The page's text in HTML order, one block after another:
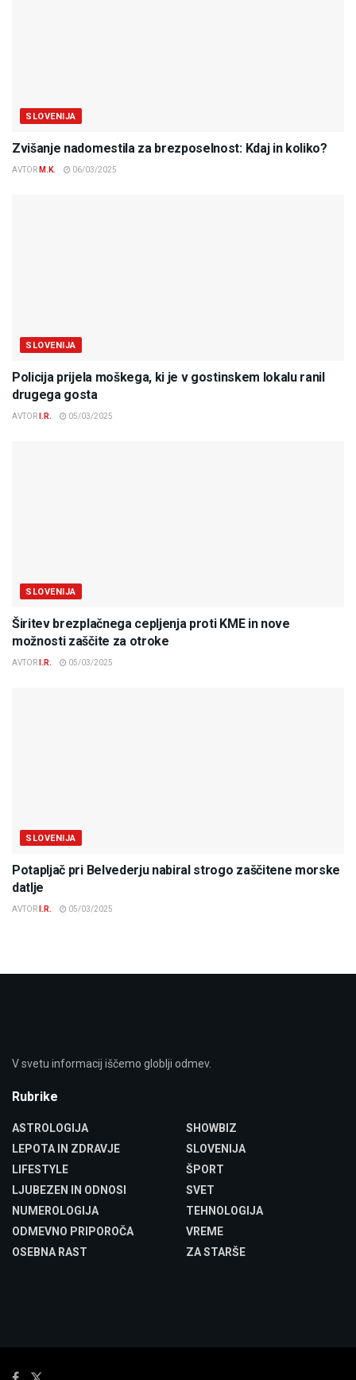
SLOVENIJA
Zvišanje nadomestila za brezposelnost: Kdaj in koliko?
AVTOR M.K. 06/03/2025
SLOVENIJA
Policija prijela moškega, ki je v gostinskem lokalu ranil
drugega gosta
AVTOR I.R. 05/03/2025
SLOVENIJA
Širitev brezplačnega cepljenja proti KME in nove
možnosti zaščite za otroke
AVTOR I.R. 05/03/2025
SLOVENIJA
Potapljač pri Belvederju nabiral strogo zaščitene morske
datlje
AVTOR I.R. 05/03/2025
V svetu informacij iščemo globlji odmev.
Rubrike
ASTROLOGIJA
LEPOTA IN ZDRAVJE
LIFESTYLE
LJUBEZEN IN ODNOSI
NUMEROLOGIJA
ODMEVNO PRIPOROČA
OSEBNA RAST
SHOWBIZ
SLOVENIJA
ŠPORT
SVET
TEHNOLOGIJA
VREME
ZA STARŠE